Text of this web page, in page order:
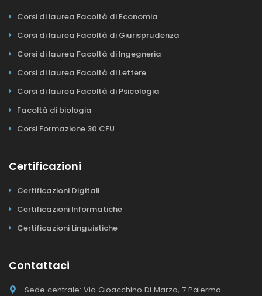
Corsi di laurea Facoltà di Economia
Corsi di laurea Facoltà di Giurisprudenza
Corsi di laurea Facoltà di Ingegneria
Corsi di laurea Facoltà di Lettere
Corsi di laurea Facoltà di Psicologia
Facoltà di biologia
Corsi Formazione 30 CFU
Certificazioni
Certificazioni Digitali
Certificazioni Informatiche
Certificazioni Linguistiche
Contattaci
Sede centrale: Via Gioacchino Di Marzo, 7 Palermo